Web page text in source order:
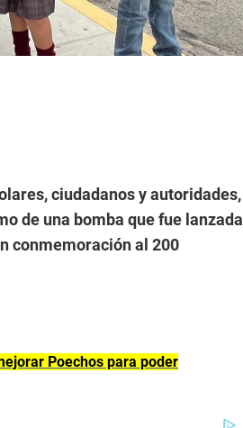
ciudadanos y autoridades,
de una bomba que fue lanzada
conmemoración al 200
Poechos para poder